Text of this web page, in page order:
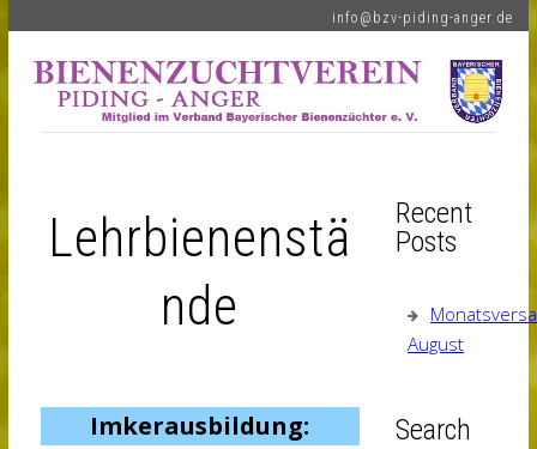
info@bzv-piding-anger.de
Lehrbienenstä
nde
Imkerausbildung:
Recent
Posts
August
Search